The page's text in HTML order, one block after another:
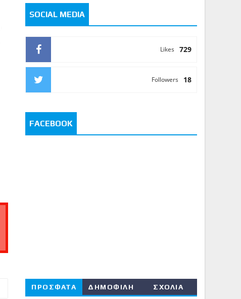
SOCIAL MEDIA
729
Likes
18
Followers
FACEBOOK
ΠΡΟΣΦΑΤΑ ΔΗΜΟΦΙΛΗ ΣΧΟΛΙΑ